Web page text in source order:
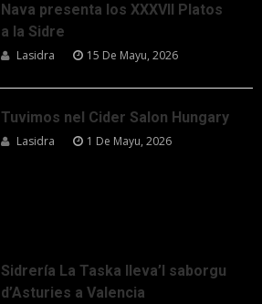
Nava presenta los XXXVII Platos
a la Sidre
Lasidra 15 De Mayu, 2026
Tuvimos nel Cider Salon Hungary
Lasidra 1 De Mayu, 2026
Sidrería La Taska lleva’l saborgu
d’Asturies a Valencia